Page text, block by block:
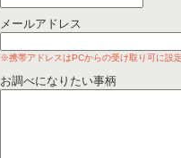
メールアドレス
※携帯アドレスはPCからの受け取り可に設
お調べになりたい事柄